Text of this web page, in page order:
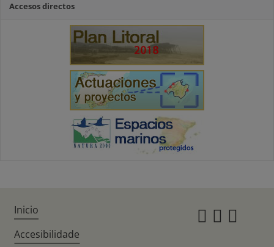
Accesos directos
Inicio
Accesibilidade